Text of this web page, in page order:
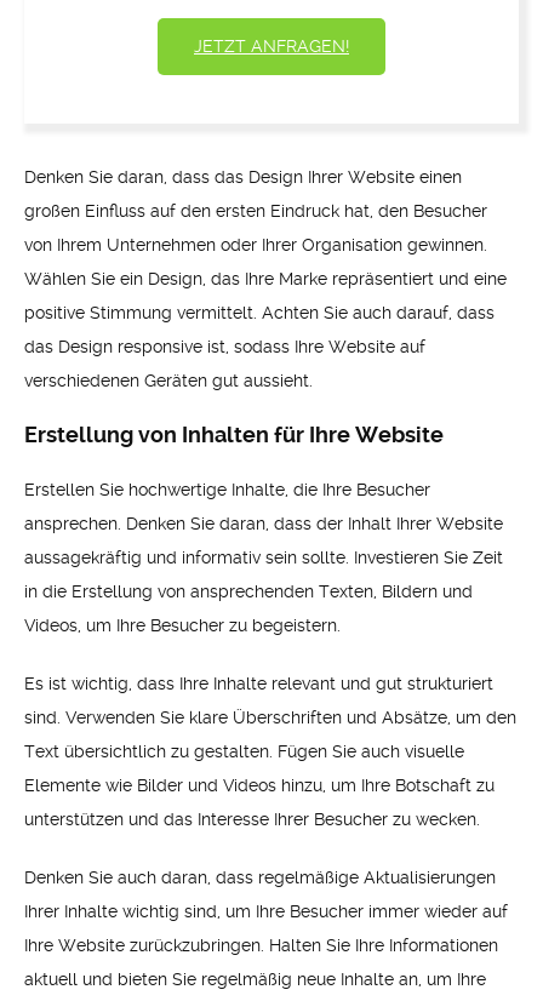
JETZT ANFRAGEN!
Denken Sie daran, dass das Design Ihrer Website einen
großen Einfluss auf den ersten Eindruck hat, den Besucher
von Ihrem Unternehmen oder Ihrer Organisation gewinnen.
Wählen Sie ein Design, das Ihre Marke repräsentiert und eine
positive Stimmung vermittelt. Achten Sie auch darauf, dass
das Design responsive ist, sodass Ihre Website auf
verschiedenen Geräten gut aussieht.
Erstellung von Inhalten für Ihre Website
Erstellen Sie hochwertige Inhalte, die Ihre Besucher
ansprechen. Denken Sie daran, dass der Inhalt Ihrer Website
aussagekräftig und informativ sein sollte. Investieren Sie Zeit
in die Erstellung von ansprechenden Texten, Bildern und
Videos, um Ihre Besucher zu begeistern.
Es ist wichtig, dass Ihre Inhalte relevant und gut strukturiert
sind. Verwenden Sie klare Überschriften und Absätze, um den
Text übersichtlich zu gestalten. Fügen Sie auch visuelle
Elemente wie Bilder und Videos hinzu, um Ihre Botschaft zu
unterstützen und das Interesse Ihrer Besucher zu wecken.
Denken Sie auch daran, dass regelmäßige Aktualisierungen
Ihrer Inhalte wichtig sind, um Ihre Besucher immer wieder auf
Ihre Website zurückzubringen. Halten Sie Ihre Informationen
aktuell und bieten Sie regelmäßig neue Inhalte an, um Ihre